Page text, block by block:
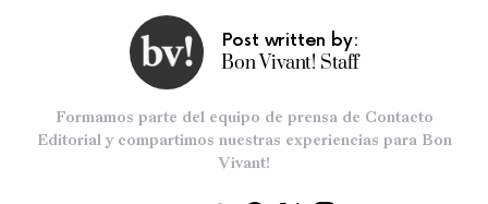
Post written by:
Bon Vivant! Staff
Formamos parte del equipo de prensa de Contacto
Editorial y compartimos nuestras experiencias para Bon
Vivant!